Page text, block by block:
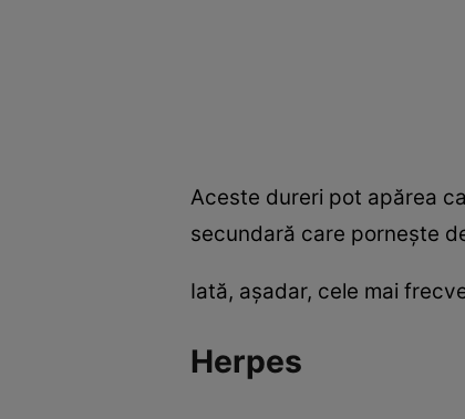
Aceste dureri pot apărea
secundară care porneşte
Iată, aşadar, cele mai
Herpes